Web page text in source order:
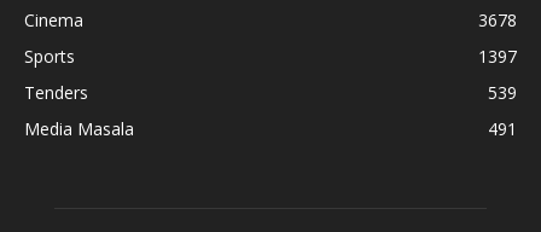
Cinema
3678
Sports
1397
Tenders
539
Media Masala
491